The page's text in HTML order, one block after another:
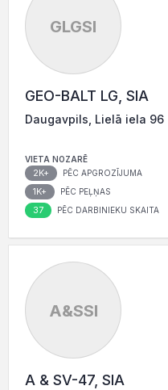
GLGSI
GEO-BALT LG, SIA
Daugavpils, Lielā iela 96
VIETA NOZARĒ
2K+ PĒC APGROZĪJUMA
1K+ PĒC PEĻŅAS
37 PĒC DARBINIEKU SKAITA
A&SSI
A & SV-47, SIA